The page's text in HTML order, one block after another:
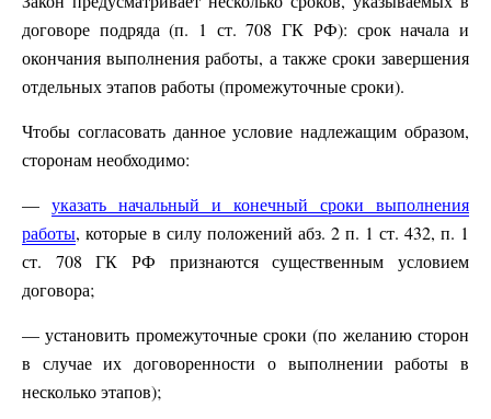
договоре подряда (п. 1 ст. 708 ГК РФ): срок начала и
окончания выполнения работы, а также сроки завершения
отдельных этапов работы (промежуточные сроки).
Чтобы согласовать данное условие надлежащим образом,
сторонам необходимо:
— указать начальный и конечный сроки выполнения
работы, которые в силу положений абз. 2 п. 1 ст. 432, п. 1
ст. 708 ГК РФ признаются существенным условием
договора;
— установить промежуточные сроки (по желанию сторон
в случае их договоренности о выполнении работы в
несколько этапов);